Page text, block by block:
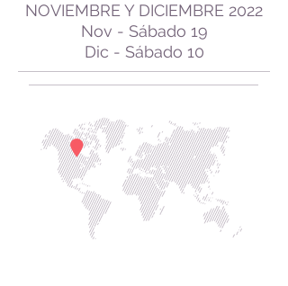
NOVIEMBRE Y DICIEMBRE 2022
Nov - Sábado 19
Dic - Sábado 10